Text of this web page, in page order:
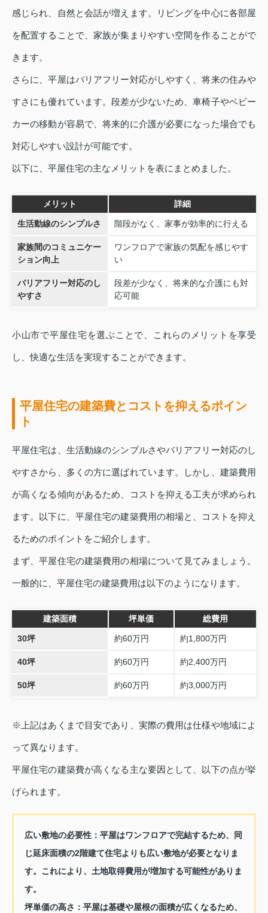
感じられ、自然と会話が増えます。リビングを中心に各部屋
を配置することで、家族が集まりやすい空間を作ることがで
きます。
さらに、平屋はバリアフリー対応がしやすく、将来の住みや
すさにも優れています。段差が少ないため、車椅子やベビー
カーの移動が容易で、将来的に介護が必要になった場合でも
対応しやすい設計が可能です。
以下に、平屋住宅の主なメリットを表にまとめました。
メリット 詳細
生活動線のシンプルさ 階段がなく、家事が効率的に行える
家族間のコミュニケー
ション向上
ワンフロアで家族の気配を感じやす
い
バリアフリー対応のし
やすさ
段差が少なく、将来的な介護にも対
応可能
小山市で平屋住宅を選ぶことで、これらのメリットを享受
し、快適な生活を実現することができます。
平屋住宅の建築費とコストを抑えるポイン
ト
平屋住宅は、生活動線のシンプルさやバリアフリー対応のし
やすさから、多くの方に選ばれています。しかし、建築費用
が高くなる傾向があるため、コストを抑える工夫が求められ
ます。以下に、平屋住宅の建築費用の相場と、コストを抑え
るためのポイントをご紹介します。
まず、平屋住宅の建築費用の相場について見てみましょう。
一般的に、平屋住宅の建築費用は以下のようになります。
建築面積 坪単価 総費用
30坪 約60万円 約1,800万円
40坪 約60万円 約2,400万円
50坪 約60万円 約3,000万円
※上記はあくまで目安であり、実際の費用は仕様や地域によ
って異なります。
平屋住宅の建築費が高くなる主な要因として、以下の点が挙
げられます。
広い敷地の必要性： 平屋はワンフロアで完結するため、同
じ延床面積の2階建て住宅よりも広い敷地が必要となりま
す。これにより、土地取得費用が増加する可能性がありま
す。
坪単価の高さ： 平屋は基礎や屋根の面積が広くなるため、